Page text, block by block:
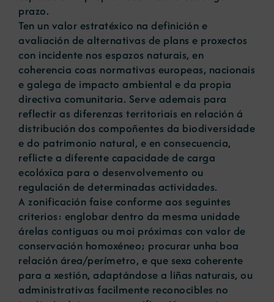
prazo.
Ten un valor estratéxico na definición e
avaliación de alternativas de plans e proxectos
con incidente nos espazos naturais, en
coherencia coas normativas europeas, nacionais
e galega de impacto ambiental e da propia
directiva comunitaria. Serve ademais para
reflectir as diferenzas territoriais en relación á
distribución dos compoñentes da biodiversidade
e do patrimonio natural, e en consecuencia,
reflicte a diferente capacidade de carga
ecolóxica para o desenvolvemento ou
regulación de determinadas actividades.
A zonificación faise conforme aos seguintes
criterios: englobar dentro da mesma unidade
árelas contiguas ou moi próximas con valor de
conservación homoxéneo; procurar unha boa
relación área/perímetro, e que sexa coherente
para a xestión, adaptándose a liñas naturais, ou
administrativas facilmente reconocibles no